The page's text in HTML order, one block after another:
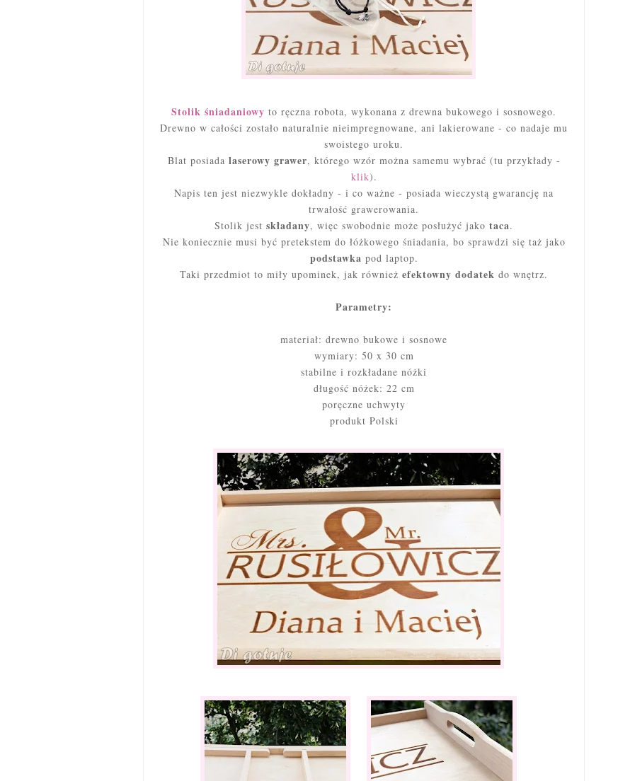
Stolik śniadaniowy to ręczna robota, wykonana z drewna bukowego i sosnowego.
Drewno w całości zostało naturalnie nieimpregnowane, ani lakierowane - co nadaje mu
swoistego uroku.
Blat posiada laserowy grawer, którego wzór można samemu wybrać (tu przykłady -
klik).
Napis ten jest niezwykle dokładny - i co ważne - posiada wieczystą gwarancję na
trwałość grawerowania.
Stolik jest składany, więc swobodnie może posłużyć jako taca.
Nie koniecznie musi być pretekstem do łóżkowego śniadania, bo sprawdzi się taż jako
podstawka pod laptop.
Taki przedmiot to miły upominek, jak również efektowny dodatek do wnętrz.
Parametry:
materiał: drewno bukowe i sosnowe
wymiary: 50 x 30 cm
stabilne i rozkładane nóżki
długość nóżek: 22 cm
poręczne uchwyty
produkt Polski